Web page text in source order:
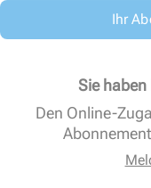
Ihr
Sie
Den Online-